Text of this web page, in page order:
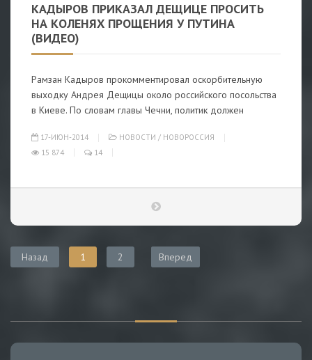
КАДЫРОВ ПРИКАЗАЛ ДЕЩИЦЕ ПРОСИТЬ
НА КОЛЕНЯХ ПРОЩЕНИЯ У ПУТИНА
(ВИДЕО)
Рамзан Кадыров прокомментировал оскорбительную
выходку Андрея Дещицы около российского посольства
в Киеве. По словам главы Чечни, политик должен
17-ИЮН-2014 НОВОСТИ / НОВОРОССИЯ
15 874
14
Назад 1 2 Вперед